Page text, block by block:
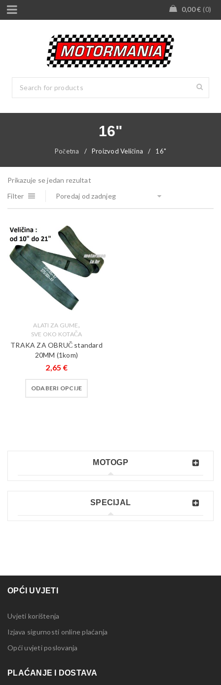
0,00€ 0
16"
Početna / Proizvod Veličina / 16"
MOTOGP
SPECIJAL
Prikazuje se jedan rezultat
Filter
Poredaj od zadnjeg
ALATI ZA GUME,
SVE OKO KOTAČA
TRAKA ZA OBRUČ standard
20MM (1kom)
2,65 €
ODABERI OPCIJE
OPĆI UVJETI
Uvjeti korištenja
Izjava sigurnosti online plaćanja
Opći uvjeti poslovanja
PLAĆANJE I DOSTAVA